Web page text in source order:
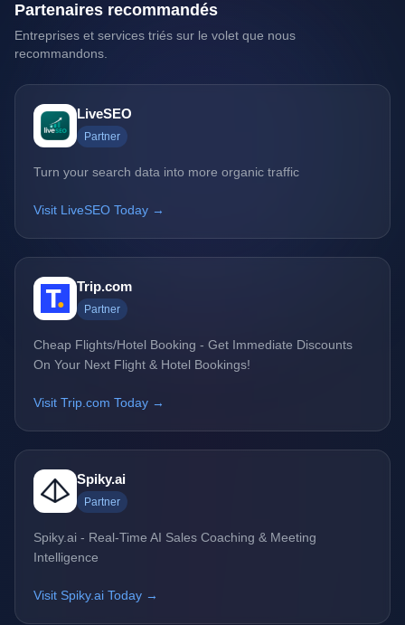
Partenaires recommandés
Entreprises et services triés sur le volet que nous
recommandons.
LiveSEO
Partner
Turn your search data into more organic traffic
Visit LiveSEO Today →
Trip.com
Partner
Cheap Flights/Hotel Booking - Get Immediate Discounts
On Your Next Flight & Hotel Bookings!
Visit Trip.com Today →
Spiky.ai
Partner
Spiky.ai - Real-Time AI Sales Coaching & Meeting
Intelligence
Visit Spiky.ai Today →